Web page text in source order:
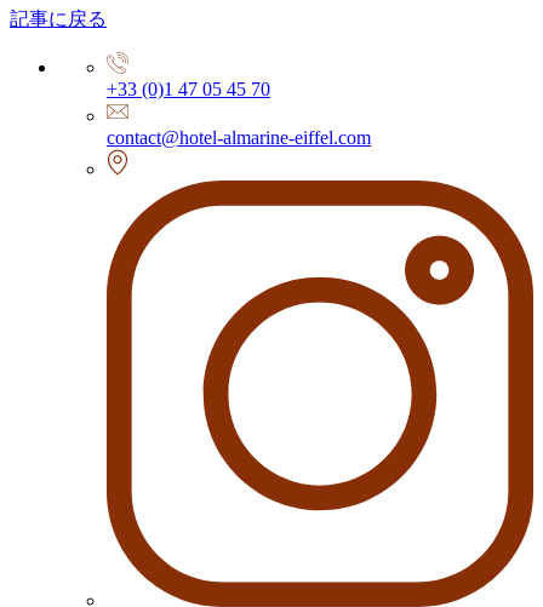
記事に戻る
+33 (0)1 47 05 45 70
contact@hotel-almarine-eiffel.com